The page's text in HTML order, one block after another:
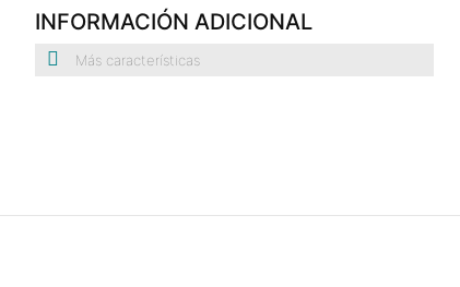
INFORMACIÓN ADICIONAL
Más características